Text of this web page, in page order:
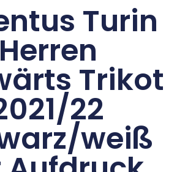
Turin
Herren
Trikot
22
weiß